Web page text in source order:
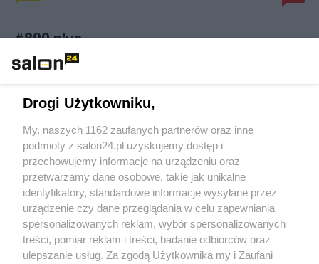
#800 plus
Morawiecki proponuje 3600 plus zamiast
800 złotych. Środki dla rodzin byłyby
ogromne
Redakcja 230
Drogi Użytkowniku,
My, naszych 1162 zaufanych partnerów oraz inne
podmioty z salon24.pl uzyskujemy dostęp i
przechowujemy informacje na urządzeniu oraz
przetwarzamy dane osobowe, takie jak unikalne
identyfikatory, standardowe informacje wysyłane przez
urządzenie czy dane przeglądania w celu zapewniania
spersonalizowanych reklam, wybór spersonalizowanych
treści, pomiar reklam i treści, badanie odbiorców oraz
ulepszanie usług. Za zgodą Użytkownika my i Zaufani